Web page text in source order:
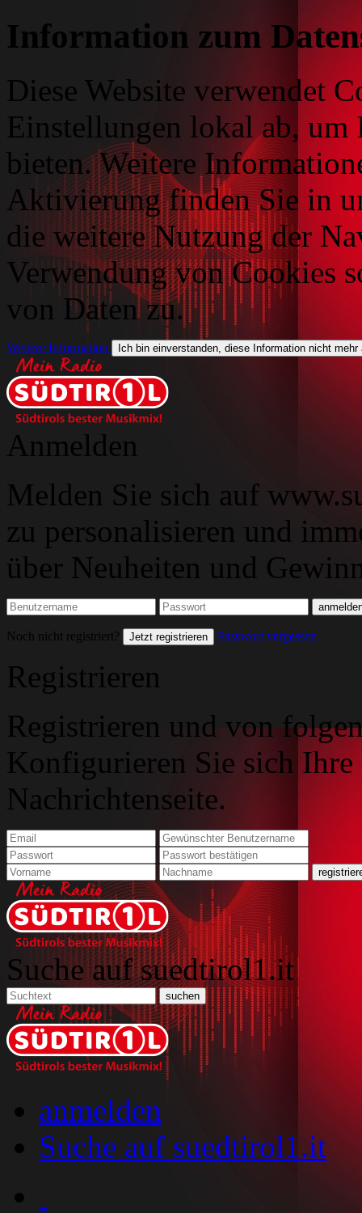
Information zum
Diese Website verwendet
Einstellungen lokal ab, um
bieten. Weitere
Aktivierung finden Sie in
die weitere Nutzung der
Verwendung von Cookies
von Daten zu.
Weitere Information Ich bin einverstanden, diese Information nicht mehr
Anmelden
Melden Sie sich auf
zu personalisieren und
über Neuheiten und
Noch nicht registriert? Jetzt registrieren Passwort vergessen
Registrieren
Registrieren und von
Konfigurieren Sie sich
Nachrichtenseite.
Suche auf suedtirol1.it
anmelden
Suche auf suedtirol1.it